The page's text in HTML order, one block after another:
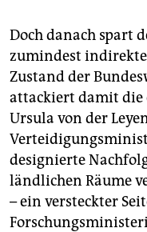
Doch danach spart
zumindest
Zustand der
attackiert damit die
Ursula von der
designierte
ländlichen Räume
– ein versteckter